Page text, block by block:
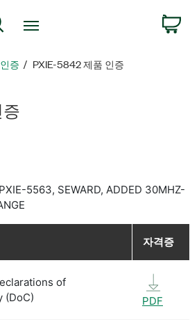
검색
증 PXIE-5842 제품 인증
증
5563, SEWARD, ADDED 30MHZ-
자격증
of
(DoC)
PDF